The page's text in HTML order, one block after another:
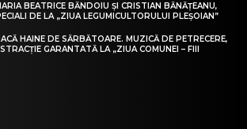
BEATRICE BĂNDOIU ȘI CRISTIAN BĂNĂȚEANU,
DE LA „ZIUA LEGUMICULTORULUI PLEȘOIAN”
HAINE DE SĂRBĂTOARE. MUZICĂ DE PETRECERE,
GARANTATĂ LA „ZIUA COMUNEI – FIII